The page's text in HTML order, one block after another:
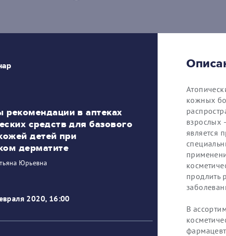
в аптеках
средств для базового
детей при
дерматите
Юрьевна
2020, 16:00
кожных
взрослых
является
продлить
В